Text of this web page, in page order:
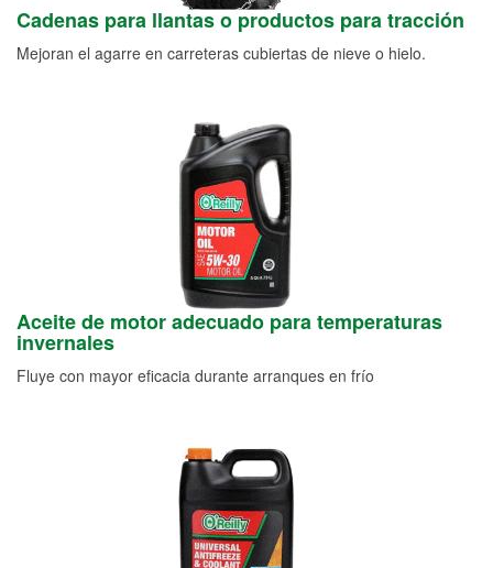
Cadenas para llantas o productos para tracción
Mejoran el agarre en carreteras cubiertas de nieve o hielo.
Aceite de motor adecuado para temperaturas
invernales
Fluye con mayor eficacia durante arranques en frío